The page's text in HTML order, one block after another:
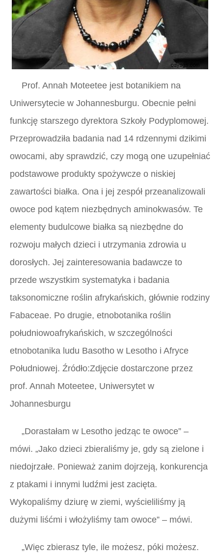
Prof. Annah Moteetee jest botanikiem na
Uniwersytecie w Johannesburgu. Obecnie pełni
funkcję starszego dyrektora Szkoły Podyplomowej.
Przeprowadziła badania nad 14 rdzennymi dzikimi
owocami, aby sprawdzić, czy mogą one uzupełniać
podstawowe produkty spożywcze o niskiej
zawartości białka. Ona i jej zespół przeanalizowali
owoce pod kątem niezbędnych aminokwasów. Te
elementy budulcowe białka są niezbędne do
rozwoju małych dzieci i utrzymania zdrowia u
dorosłych. Jej zainteresowania badawcze to
przede wszystkim systematyka i badania
taksonomiczne roślin afrykańskich, głównie rodziny
Fabaceae. Po drugie, etnobotanika roślin
południowoafrykańskich, w szczególności
etnobotanika ludu Basotho w Lesotho i Afryce
Południowej. Źródło:Zdjęcie dostarczone przez
prof. Annah Moteetee, Uniwersytet w
Johannesburgu
„Dorastałam w Lesotho jedząc te owoce” –
mówi. „Jako dzieci zbieraliśmy je, gdy są zielone i
niedojrzałe. Ponieważ zanim dojrzeją, konkurencja
z ptakami i innymi ludźmi jest zacięta.
Wykopaliśmy dziurę w ziemi, wyścieliliśmy ją
dużymi liśćmi i włożyliśmy tam owoce” – mówi.
„Więc zbierasz tyle, ile możesz, póki możesz.